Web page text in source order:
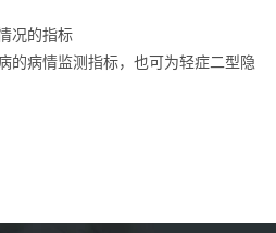
况的指标
的病情监测指标，也可为轻症二型隐